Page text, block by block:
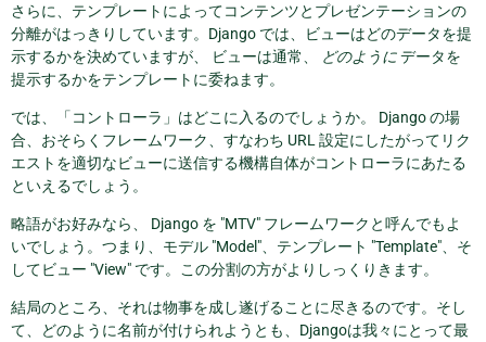
さらに、テンプレートによってコンテンツとプレゼンテーションの
分離がはっきりしています。Django では、ビューはどのデータを提
示するかを決めていますが、 ビューは通常、
どのようにデータを
提示するかをテンプレートに委ねます。
では、「コントローラ」はどこに入るのでしょうか。 Django の場
合、おそらくフレームワーク、すなわち URL 設定にしたがってリク
エストを適切なビューに送信する機構自体がコントローラにあたる
といえるでしょう。
略語がお好みなら、 Django を "MTV" フレームワークと呼んでもよ
いでしょう。つまり、モデル "Model"、テンプレート "Template"、そ
してビュー "View" です。この分割の方がよりしっくりきます。
結局のところ、それは物事を成し遂げることに尽きるのです。そし
て、どのように名前が付けられようとも、Djangoは我々にとって最